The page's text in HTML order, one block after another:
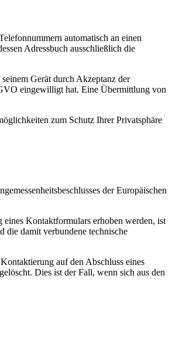
automatisch an einen
Adressbuch ausschließlich die
Gerät durch Akzeptanz der
eingewilligt hat. Eine Übermittlung von
zum Schutz Ihrer Privatsphäre
der Europäischen
Kontaktformulars erhoben werden, ist
damit verbundene technische
auf den Abschluss eines
Dies ist der Fall, wenn sich aus den